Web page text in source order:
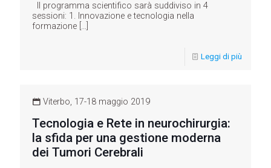
Il programma scientifico sarà suddiviso in 4
sessioni: 1. Innovazione e tecnologia nella
formazione […]
Leggi di più
Viterbo, 17-18 maggio 2019
Tecnologia e Rete in neurochirurgia:
la sfida per una gestione moderna
dei Tumori Cerebrali